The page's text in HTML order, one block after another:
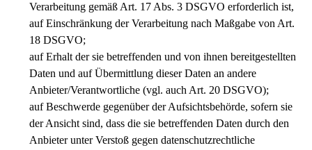
Verarbeitung gemäß Art. 17 Abs. 3 DSGVO erforderlich ist,
auf Einschränkung der Verarbeitung nach Maßgabe von Art.
18 DSGVO;
auf Erhalt der sie betreffenden und von ihnen bereitgestellten
Daten und auf Übermittlung dieser Daten an andere
Anbieter/Verantwortliche (vgl. auch Art. 20 DSGVO);
auf Beschwerde gegenüber der Aufsichtsbehörde, sofern sie
der Ansicht sind, dass die sie betreffenden Daten durch den
Anbieter unter Verstoß gegen datenschutzrechtliche